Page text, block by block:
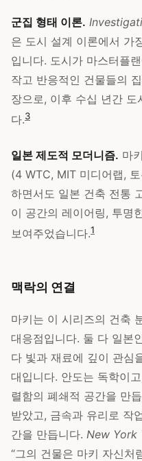
군집 형태 이론.
은 도시 설계 이론에서 가
입니다. 도시가 마스터플
작고 반응적인 건물들의
장으로, 이후 수십 년간
다.3
일본 제도적 모더니즘. 마
(4 WTC, MIT 미디어랩,
하면서도 일본 건축 전통
이 공간의 레이어링, 투명
보여주었습니다.1
맥락의 연결
마키는 이 시리즈의 건축
대응점입니다. 둘 다 일본
다 빛과 재료에 깊이 관심
대입니다. 안도는 독학이
렬함의 폐쇄적 공간을 만
받았고, 금속과 유리로 작
간을 만듭니다. New York
“그의 건물은 마키 자신처